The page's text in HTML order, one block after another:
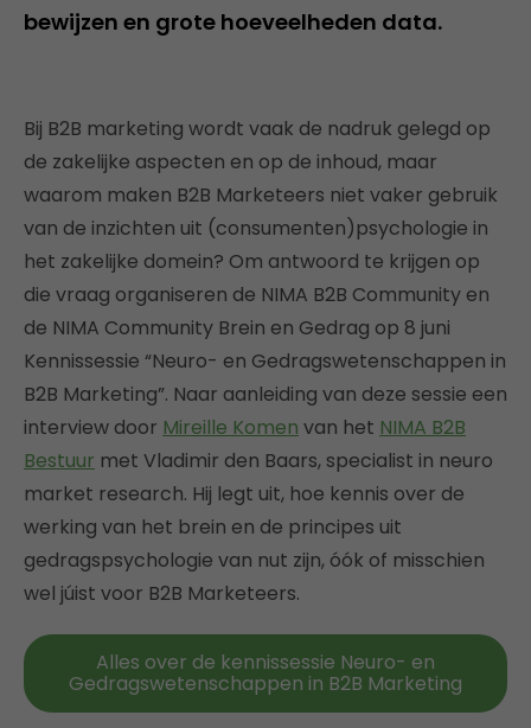
bewijzen en grote hoeveelheden data.
Bij B2B marketing wordt vaak de nadruk gelegd op
de zakelijke aspecten en op de inhoud, maar
waarom maken B2B Marketeers niet vaker gebruik
van de inzichten uit (consumenten)psychologie in
het zakelijke domein? Om antwoord te krijgen op
die vraag organiseren de NIMA B2B Community en
de NIMA Community Brein en Gedrag op 8 juni
Kennissessie “Neuro- en Gedragswetenschappen in
B2B Marketing”. Naar aanleiding van deze sessie een
interview door Mireille Komen van het NIMA B2B
Bestuur met Vladimir den Baars, specialist in neuro
market research. Hij legt uit, hoe kennis over de
werking van het brein en de principes uit
gedragspsychologie van nut zijn, óók of misschien
wel júist voor B2B Marketeers.
Alles over de kennissessie Neuro- en
Gedragswetenschappen in B2B Marketing